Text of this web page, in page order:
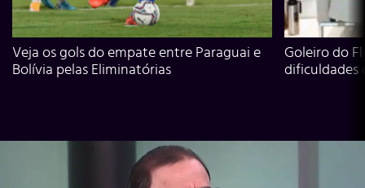
Veja os gols do empate entre Paraguai e
Bolívia pelas Eliminatórias
Goleiro do
dificuldades